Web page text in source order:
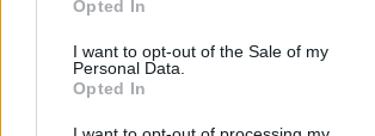
Opted In
I want to opt-out of the Sale of my
Personal Data.
Opted In